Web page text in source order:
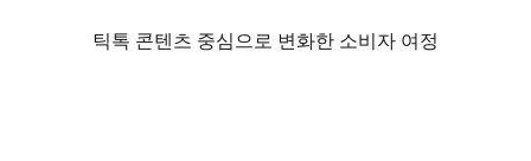
틱톡 콘텐츠 중심으로 변화한 소비자 여정